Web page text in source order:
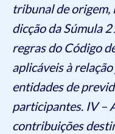
tribunal de origem,
dicção da Súmula
regras do Código
aplicáveis à
entidades de
participantes. IV –
contribuições